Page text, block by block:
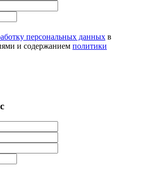
персональных данных в
и содержанием политики